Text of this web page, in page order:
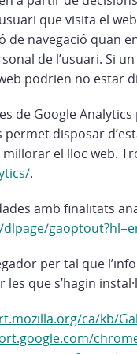
que visita el
navegació quan
de l’usuari. Si
podrien no estar
de Google
permet disposar
el lloc web.
.
amb finalitats
per tal que
que s’hagin
ca/kb/